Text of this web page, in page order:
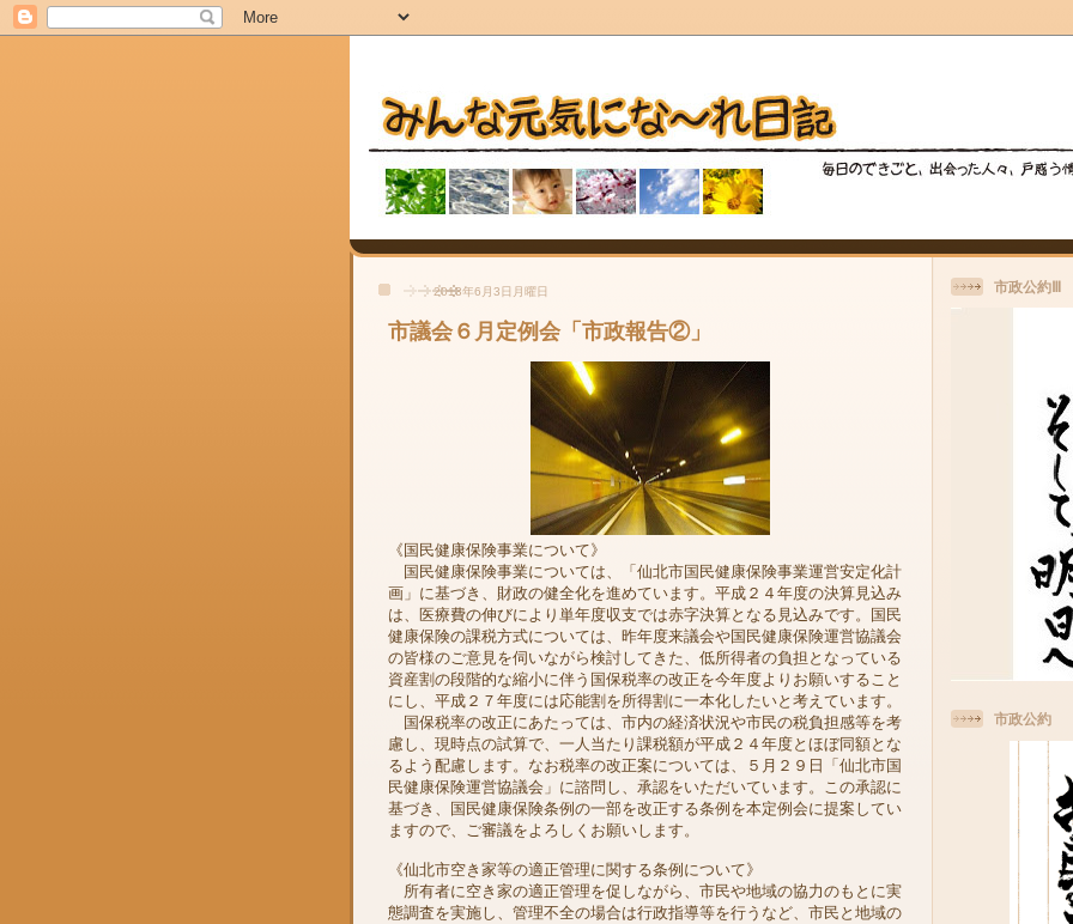
2013年6月3日月曜日
市議会６月定例会「市政報告②」
《国民健康保険事業について》
国民健康保険事業については、「仙北市国民健康保険事業運営安定化計
画」に基づき、財政の健全化を進めています。平成２４年度の決算見込み
は、医療費の伸びにより単年度収支では赤字決算となる見込みです。国民
健康保険の課税方式については、昨年度来議会や国民健康保険運営協議会
の皆様のご意見を伺いながら検討してきた、低所得者の負担となっている
資産割の段階的な縮小に伴う国保税率の改正を今年度よりお願いすること
にし、平成２７年度には応能割を所得割に一本化したいと考えています。
国保税率の改正にあたっては、市内の経済状況や市民の税負担感等を考
慮し、現時点の試算で、一人当たり課税額が平成２４年度とほぼ同額とな
るよう配慮します。なお税率の改正案については、５月２９日「仙北市国
民健康保険運営協議会」に諮問し、承認をいただいています。この承認に
基づき、国民健康保険条例の一部を改正する条例を本定例会に提案してい
ますので、ご審議をよろしくお願いします。
《仙北市空き家等の適正管理に関する条例について》
所有者に空き家の適正管理を促しながら、市民や地域の協力のもとに実
態調査を実施し、管理不全の場合は行政指導等を行うなど、市民と地域の
市政公約Ⅲ
市政公約